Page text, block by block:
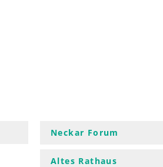
Neckar Forum
Altes Rathaus